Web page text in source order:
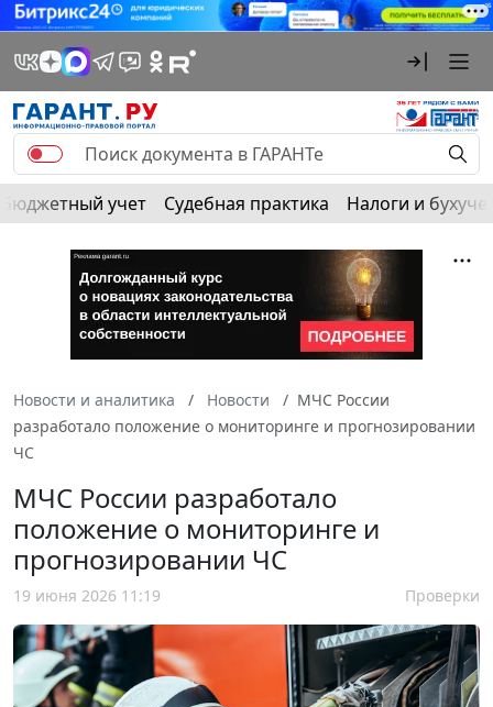
Бюджетный учет Судебная практика Налоги и
Новости и аналитика Новости
МЧС России
разработало положение о мониторинге и прогнозировании
ЧС
МЧС России разработало
положение о мониторинге и
прогнозировании ЧС
19 июня 2026 11:19 Проверки